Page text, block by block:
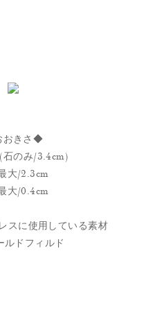
きさ◆
石のみ/3.4cm)
大/2.3cm
大/0.4cm
スに使用している素材
ルドフィルド